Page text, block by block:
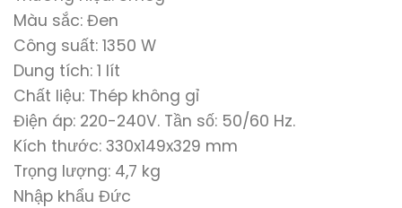
Màu sắc: Đen
Công suất: 1350 W
Dung tích: 1 lít
Chất liệu: Thép không gỉ
Điện áp: 220-240V. Tần số: 50/60 Hz.
Kích thước: 330x149x329 mm
Trọng lượng: 4,7 kg
Nhập khẩu Đức